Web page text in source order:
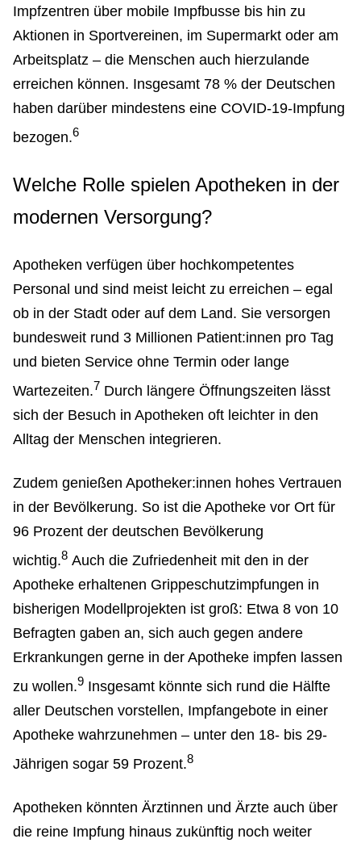
Impfzentren über mobile Impfbusse bis hin zu
Aktionen in Sportvereinen, im Supermarkt oder am
Arbeitsplatz – die Menschen auch hierzulande
erreichen können. Insgesamt 78 % der Deutschen
haben darüber mindestens eine COVID-19-Impfung
bezogen.6
Welche Rolle spielen Apotheken in der
modernen Versorgung?
Apotheken verfügen über hochkompetentes
Personal und sind meist leicht zu erreichen – egal
ob in der Stadt oder auf dem Land. Sie versorgen
bundesweit rund 3 Millionen Patient:innen pro Tag
und bieten Service ohne Termin oder lange
Wartezeiten.7 Durch längere Öffnungszeiten lässt
sich der Besuch in Apotheken oft leichter in den
Alltag der Menschen integrieren.
Zudem genießen Apotheker:innen hohes Vertrauen
in der Bevölkerung. So ist die Apotheke vor Ort für
96 Prozent der deutschen Bevölkerung
wichtig.8 Auch die Zufriedenheit mit den in der
Apotheke erhaltenen Grippeschutzimpfungen in
bisherigen Modellprojekten ist groß: Etwa 8 von 10
Befragten gaben an, sich auch gegen andere
Erkrankungen gerne in der Apotheke impfen lassen
zu wollen.9 Insgesamt könnte sich rund die Hälfte
aller Deutschen vorstellen, Impfangebote in einer
Apotheke wahrzunehmen – unter den 18- bis 29-
Jährigen sogar 59 Prozent.8
Apotheken könnten Ärztinnen und Ärzte auch über
die reine Impfung hinaus zukünftig noch weiter